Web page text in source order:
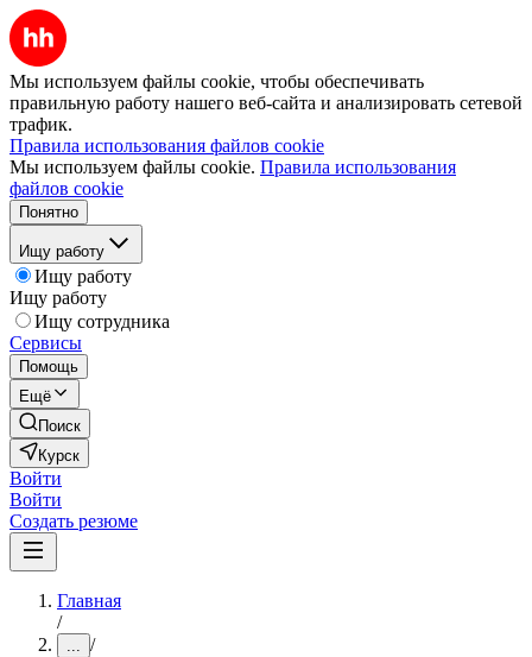
Мы используем файлы cookie, чтобы обеспечивать
правильную работу нашего веб-сайта и анализировать сетевой
трафик.
Правила использования файлов cookie
Мы используем файлы cookie. Правила использования
файлов cookie
Понятно
Ищу работу
Ищу работу
Ищу работу
Ищу сотрудника
Сервисы
Помощь
Ещё
Поиск
Курск
Войти
Войти
Создать резюме
Главная
/
... /